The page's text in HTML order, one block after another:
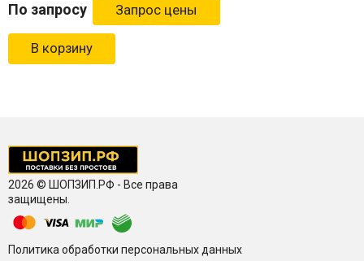
По запросу
В корзину
2026 © ШОПЗИП.РФ - Все права
защищены.
Политика обработки персональных данных